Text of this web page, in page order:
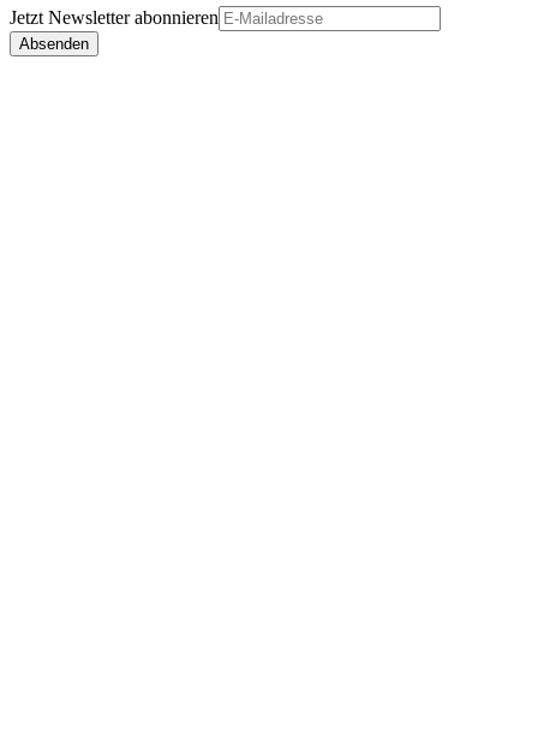
Jetzt Newsletterabonnieren
Absenden